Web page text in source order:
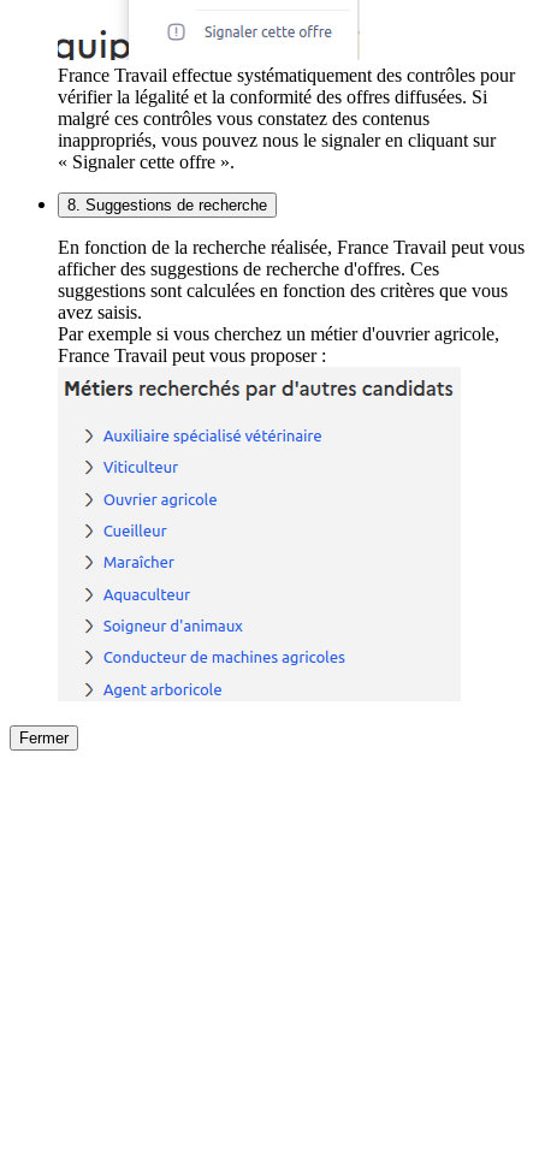
France Travail effectue systématiquement des contrôles pour
vérifier la légalité et la conformité des offres diffusées. Si
malgré ces contrôles vous constatez des contenus
inappropriés, vous pouvez nous le signaler en cliquant sur
« Signaler cette offre ».
8. Suggestions de recherche
En fonction de la recherche réalisée, France Travail peut vous
afficher des suggestions de recherche d'offres. Ces
suggestions sont calculées en fonction des critères que vous
avez saisis.
Par exemple si vous cherchez un métier d'ouvrier agricole,
France Travail peut vous proposer :
Fermer